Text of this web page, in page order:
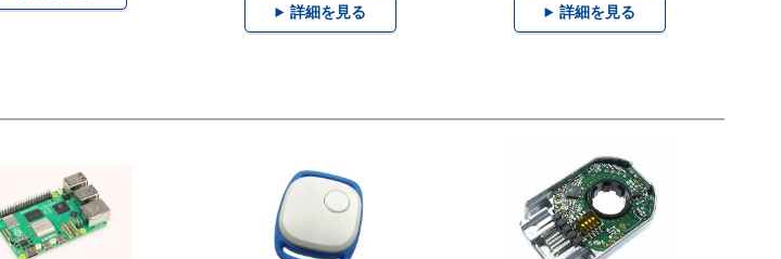
詳細を見る 詳細を見る